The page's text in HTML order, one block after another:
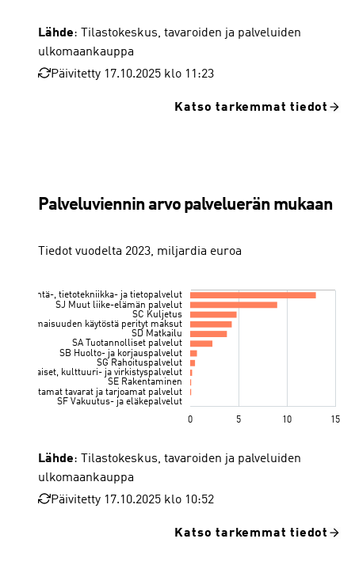
Lähde: Tilastokeskus, tavaroiden ja palveluiden
ulkomaankauppa
Päivitetty 17.10.2025 klo 11:23
Katso tarkemmat tiedot
Palveluviennin arvo palveluerän mukaan
Tiedot vuodelta 2023, miljardia euroa
Lähde: Tilastokeskus, tavaroiden ja palveluiden
ulkomaankauppa
Päivitetty 17.10.2025 klo 10:52
Katso tarkemmat tiedot